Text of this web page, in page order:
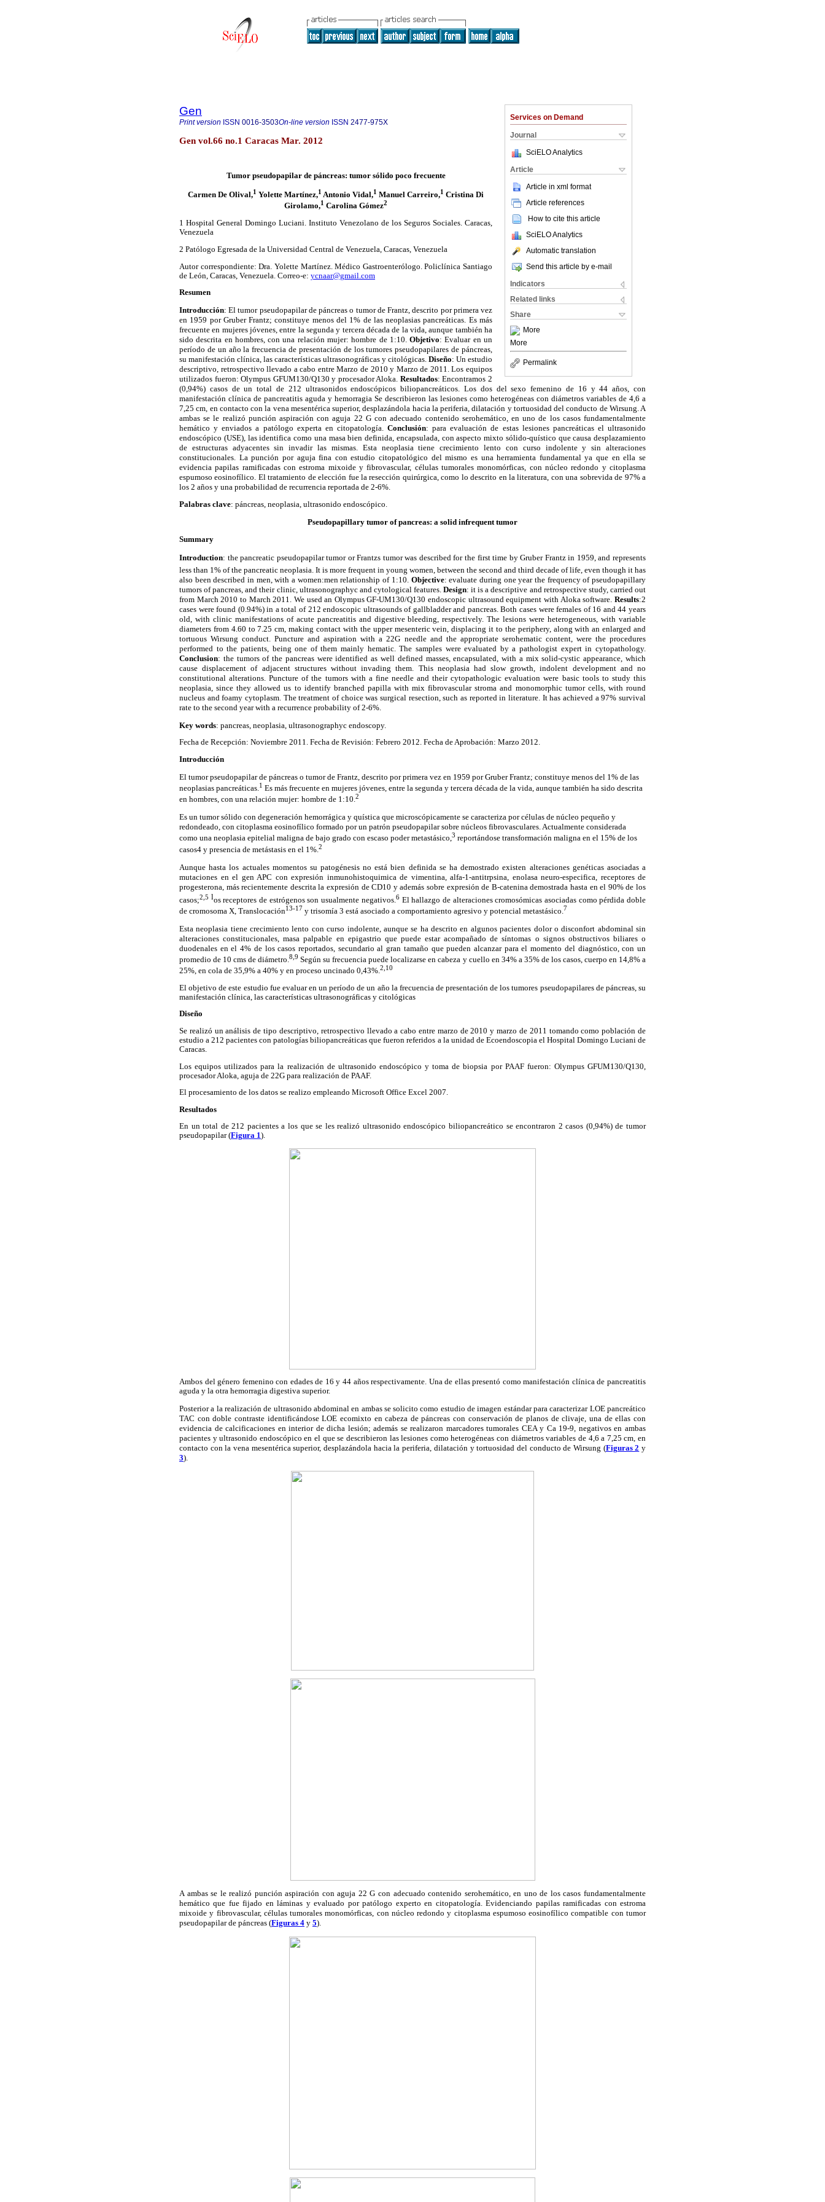
Services on Demand
Journal
SciELO Analytics
Article
Article in xml format
Article references
How to cite this article
SciELO Analytics
Automatic translation
Send this article by e-mail
Indicators
Related links
Share
More
More
Permalink
Gen
Print version ISSN 0016-3503On-line version ISSN 2477-975X
Gen vol.66 no.1 Caracas Mar. 2012
Tumor pseudopapilar de páncreas: tumor sólido poco frecuente
Carmen De Olival,1 Yolette Martínez,1 Antonio Vidal,1 Manuel Carreiro,1 Cristina Di
Girolamo,1 Carolina Gómez2
1 Hospital General Domingo Luciani. Instituto Venezolano de los Seguros Sociales. Caracas,
Venezuela
2 Patólogo Egresada de la Universidad Central de Venezuela, Caracas, Venezuela
Autor correspondiente: Dra. Yolette Martínez. Médico Gastroenterólogo. Policlínica Santiago
de León, Caracas, Venezuela. Correo-e: ycnaar@gmail.com
Resumen
Introducción: El tumor pseudopapilar de páncreas o tumor de Frantz, descrito por primera vez
en 1959 por Gruber Frantz; constituye menos del 1% de las neoplasias pancreáticas. Es más
frecuente en mujeres jóvenes, entre la segunda y tercera década de la vida, aunque también ha
sido descrita en hombres, con una relación mujer: hombre de 1:10.Objetivo: Evaluar en un
período de un año la frecuencia de presentación de los tumores pseudopapilares de páncreas,
su manifestación clínica, las características ultrasonográficas y citológicas. Diseño: Un estudio
descriptivo, retrospectivo llevado a cabo entre Marzo de 2010 y Marzo de 2011. Los equipos
utilizados fueron: Olympus GFUM130/Q130 y procesador Aloka. Resultados: Encontramos 2
(0,94%) casos de un total de 212 ultrasonidos endoscópicos biliopancreáticos. Los dos del sexo femenino de 16 y 44 años, con
manifestación clínica de pancreatitis aguda y hemorragia Se describieron las lesiones como heterogéneas con diámetros variables de 4,6 a
7,25 cm, en contacto con la vena mesentérica superior, desplazándola hacia la periferia, dilatación y tortuosidad del conducto de Wirsung. A
ambas se le realizó punción aspiración con aguja 22 G con adecuado contenido serohemático, en uno de los casos fundamentalmente
hemático y enviados a patólogo experta en citopatología. Conclusión: para evaluación de estas lesiones pancreáticas el ultrasonido
endoscópico (USE), las identifica como una masa bien definida, encapsulada, con aspecto mixto sólido-quístico que causa desplazamiento
de estructuras adyacentes sin invadir las mismas. Esta neoplasia tiene crecimiento lento con curso indolente y sin alteraciones
constitucionales. La punción por aguja fina con estudio citopatológico del mismo es una herramienta fundamental ya que en ella se
evidencia papilas ramificadas con estroma mixoide y fibrovascular, células tumorales monomórficas, con núcleo redondo y citoplasma
espumoso eosinofílico. El tratamiento de elección fue la resección quirúrgica, como lo descrito en la literatura, con una sobrevida de 97% a
los 2 años y una probabilidad de recurrencia reportada de 2-6%.
Palabras clave: páncreas, neoplasia, ultrasonido endoscópico.
Pseudopapillary tumor of pancreas: a solid infrequent tumor
Summary
Introduction: the pancreatic pseudopapilar tumor or Frantzs tumor was described for the first time by Gruber Frantz in 1959, and represents
less than 1% of the pancreatic neoplasia. It is more frequent in young women, between the second and third decade of life, even though it has
also been described in men, with a women:men relationship of 1:10. Objective: evaluate during one year the frequency of pseudopapillary
tumors of pancreas, and their clinic, ultrasonographyc and cytological features.Design: it is a descriptive and retrospective study, carried out
from March 2010 to March 2011. We used an Olympus GF-UM130/Q130 endoscopic ultrasound equipment with Aloka software. Results:2
cases were found (0.94%) in a total of 212 endoscopic ultrasounds of gallbladder and pancreas. Both cases were females of 16 and 44 years
old, with clinic manifestations of acute pancreatitis and digestive bleeding, respectively. The lesions were heterogeneous, with variable
diameters from 4.60 to 7.25 cm, making contact with the upper mesenteric vein, displacing it to the periphery, along with an enlarged and
tortuous Wirsung conduct. Puncture and aspiration with a 22G needle and the appropriate serohematic content, were the procedures
performed to the patients, being one of them mainly hematic. The samples were evaluated by a pathologist expert in cytopathology.
Conclusion: the tumors of the pancreas were identified as well defined masses, encapsulated, with a mix solid-cystic appearance, which
cause displacement of adjacent structures without invading them. This neoplasia had slow growth, indolent development and no
constitutional alterations. Puncture of the tumors with a fine needle and their cytopathologic evaluation were basic tools to study this
neoplasia, since they allowed us to identify branched papilla with mix fibrovascular stroma and monomorphic tumor cells, with round
nucleus and foamy cytoplasm. The treatment of choice was surgical resection, such as reported in literature. It has achieved a 97% survival
rate to the second year with a recurrence probability of 2-6%.
Key words: pancreas, neoplasia, ultrasonographyc endoscopy.
Fecha de Recepción: Noviembre 2011. Fecha de Revisión: Febrero 2012. Fecha de Aprobación: Marzo 2012.
Introducción
El tumor pseudopapilar de páncreas o tumor de Frantz, descrito por primera vez en 1959 por Gruber Frantz; constituye menos del 1% de las
neoplasias pancreáticas. 1 Es más frecuente en mujeres jóvenes, entre la segunda y tercera década de la vida, aunque también ha sido descrita
en hombres, con una relación mujer: hombre de 1:10.2
Es un tumor sólido con degeneración hemorrágica y quística que microscópicamente se caracteriza por células de núcleo pequeño y
redondeado, con citoplasma eosinofílico formado por un patrón pseudopapilar sobre núcleos fibrovasculares. Actualmente considerada
como una neoplasia epitelial maligna de bajo grado con escaso poder metastásico, 3 reportándose transformación maligna en el 15% de los
casos4 y presencia de metástasis en el 1%.2
Aunque hasta los actuales momentos su patogénesis no está bien definida se ha demostrado existen alteraciones genéticas asociadas a
mutaciones en el gen APC con expresión inmunohistoquimica de vimentina, alfa-1-antitrpsina, enolasa neuro-especifica, receptores de
progesterona, más recientemente descrita la expresión de CD10 y además sobre expresión de B-catenina demostrada hasta en el 90% de los
casos;2,5 los receptores de estrógenos son usualmente negativos. 6 El hallazgo de alteraciones cromosómicas asociadas como pérdida doble
de cromosoma X, Translocación13-17 y trisomía 3 está asociado a comportamiento agresivo y potencial metastásico.7
Esta neoplasia tiene crecimiento lento con curso indolente, aunque se ha descrito en algunos pacientes dolor o disconfort abdominal sin
alteraciones constitucionales, masa palpable en epigastrio que puede estar acompañado de síntomas o signos obstructivos biliares o
duodenales en el 4% de los casos reportados, secundario al gran tamaño que pueden alcanzar para el momento del diagnóstico, con un
promedio de 10 cms de diámetro.8,9 Según su frecuencia puede localizarse en cabeza y cuello en 34% a 35% de los casos, cuerpo en 14,8% a
25%, en cola de 35,9% a 40% y en proceso uncinado 0,43%.2,10
El objetivo de este estudio fue evaluar en un período de un año la frecuencia de presentación de los tumores pseudopapilares de páncreas, su
manifestación clínica, las características ultrasonográficas y citológicas
Diseño
Se realizó un análisis de tipo descriptivo, retrospectivo llevado a cabo entre marzo de 2010 y marzo de 2011 tomando como población de
estudio a 212 pacientes con patologías biliopancreáticas que fueron referidos a la unidad de Ecoendoscopia el Hospital Domingo Luciani de
Caracas.
Los equipos utilizados para la realización de ultrasonido endoscópico y toma de biopsia por PAAF fueron: Olympus GFUM130/Q130,
procesador Aloka, aguja de 22G para realización de PAAF.
El procesamiento de los datos se realizo empleando Microsoft Office Excel 2007.
Resultados
En un total de 212 pacientes a los que se les realizó ultrasonido endoscópico biliopancreático se encontraron 2 casos (0,94%) de tumor
pseudopapilar (Figura 1).
Ambos del género femenino con edades de 16 y 44 años respectivamente. Una de ellas presentó como manifestación clínica de pancreatitis
aguda y la otra hemorragia digestiva superior.
Posterior a la realización de ultrasonido abdominal en ambas se solicito como estudio de imagen estándar para caracterizar LOE pancreático
TAC con doble contraste identificándose LOE ecomixto en cabeza de páncreas con conservación de planos de clivaje, una de ellas con
evidencia de calcificaciones en interior de dicha lesión; además se realizaron marcadores tumorales CEA y Ca 19-9, negativos en ambas
pacientes y ultrasonido endoscópico en el que se describieron las lesiones como heterogéneas con diámetros variables de 4,6 a 7,25 cm, en
contacto con la vena mesentérica superior, desplazándola hacia la periferia, dilatación y tortuosidad del conducto de Wirsung (Figuras 2 y
3).
A ambas se le realizó punción aspiración con aguja 22 G con adecuado contenido serohemático, en uno de los casos fundamentalmente
hemático que fue fijado en láminas y evaluado por patólogo experto en citopatología. Evidenciando papilas ramificadas con estroma
mixoide y fibrovascular, células tumorales monomórficas, con núcleo redondo y citoplasma espumoso eosinofílico compatible con tumor
pseudopapilar de páncreas (Figuras 4 y 5).